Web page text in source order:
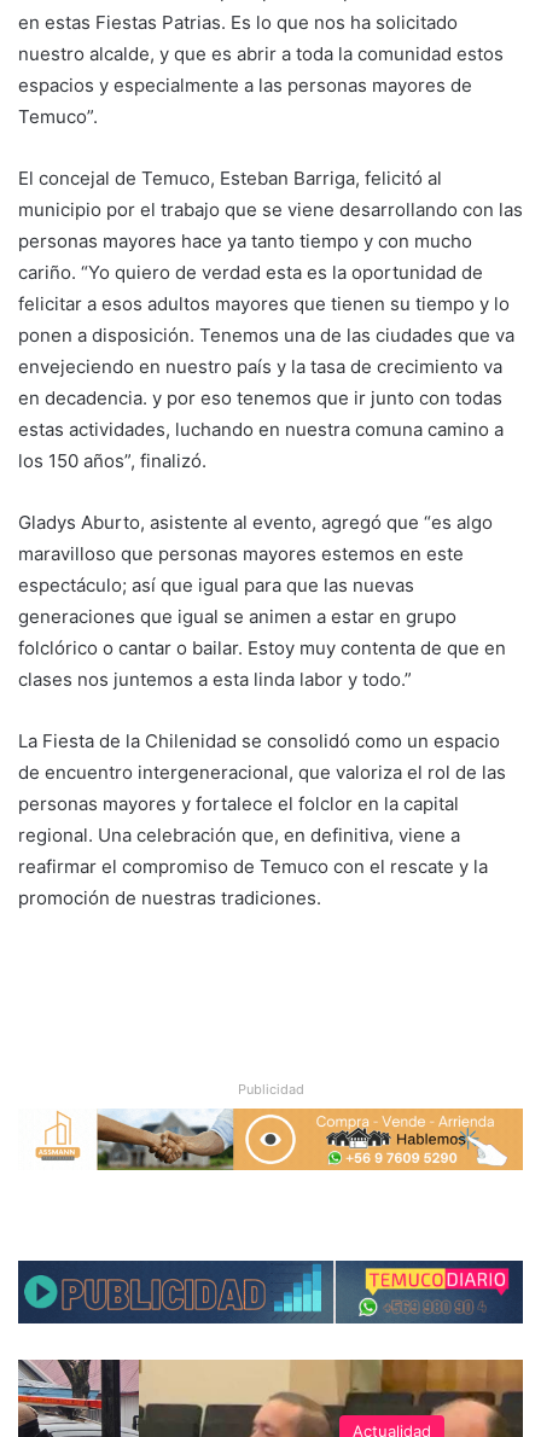
en estas Fiestas Patrias. Es lo que nos ha solicitado
nuestro alcalde, y que es abrir a toda la comunidad estos
espacios y especialmente a las personas mayores de
Temuco”.
El concejal de Temuco, Esteban Barriga, felicitó al
municipio por el trabajo que se viene desarrollando con las
personas mayores hace ya tanto tiempo y con mucho
cariño. “Yo quiero de verdad esta es la oportunidad de
felicitar a esos adultos mayores que tienen su tiempo y lo
ponen a disposición. Tenemos una de las ciudades que va
envejeciendo en nuestro país y la tasa de crecimiento va
en decadencia. y por eso tenemos que ir junto con todas
estas actividades, luchando en nuestra comuna camino a
los 150 años”, finalizó.
Gladys Aburto, asistente al evento, agregó que “es algo
maravilloso que personas mayores estemos en este
espectáculo; así que igual para que las nuevas
generaciones que igual se animen a estar en grupo
folclórico o cantar o bailar. Estoy muy contenta de que en
clases nos juntemos a esta linda labor y todo.”
La Fiesta de la Chilenidad se consolidó como un espacio
de encuentro intergeneracional, que valoriza el rol de las
personas mayores y fortalece el folclor en la capital
regional. Una celebración que, en definitiva, viene a
reafirmar el compromiso de Temuco con el rescate y la
promoción de nuestras tradiciones.
Publicidad
Actualidad